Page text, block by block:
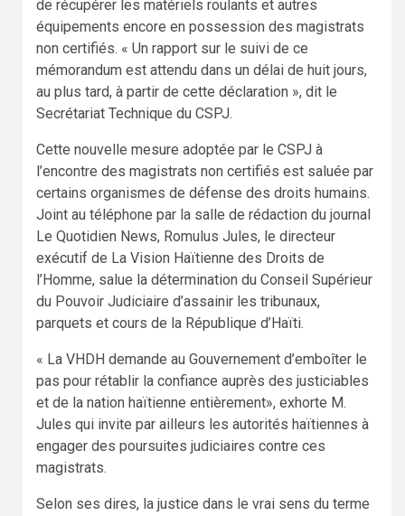
de récupérer les matériels roulants et autres
équipements encore en possession des magistrats
non certifiés. « Un rapport sur le suivi de ce
mémorandum est attendu dans un délai de huit jours,
au plus tard, à partir de cette déclaration », dit le
Secrétariat Technique du CSPJ.
Cette nouvelle mesure adoptée par le CSPJ à
l’encontre des magistrats non certifiés est saluée par
certains organismes de défense des droits humains.
Joint au téléphone par la salle de rédaction du journal
Le Quotidien News, Romulus Jules, le directeur
exécutif de La Vision Haïtienne des Droits de
l’Homme, salue la détermination du Conseil Supérieur
du Pouvoir Judiciaire d’assainir les tribunaux,
parquets et cours de la République d’Haïti.
« La VHDH demande au Gouvernement d’emboîter le
pas pour rétablir la confiance auprès des justiciables
et de la nation haïtienne entièrement», exhorte M.
Jules qui invite par ailleurs les autorités haïtiennes à
engager des poursuites judiciaires contre ces
magistrats.
Selon ses dires, la justice dans le vrai sens du terme